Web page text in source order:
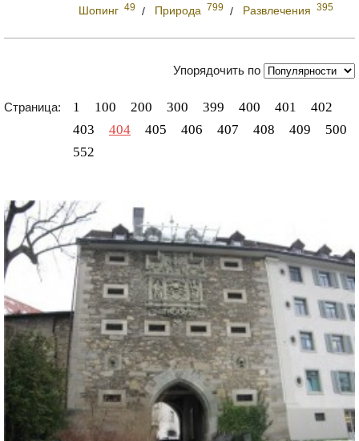
Шопинг 49 / Природа 799 / Развлечения 395
Упорядочить по
Страница: 1 100 200 300 399 400 401
402
403
404 405 406 407 408 409
500
552